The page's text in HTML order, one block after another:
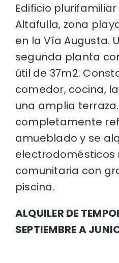
Edificio
Altafulla, zona
en la Vía Augusta.
segunda planta
útil de 37m2.
comedor, cocina,
una amplia
completamente
amueblado y se
electrodomésticos
comunitaria con
piscina.
ALQUILER DE
SEPTIEMBRE A